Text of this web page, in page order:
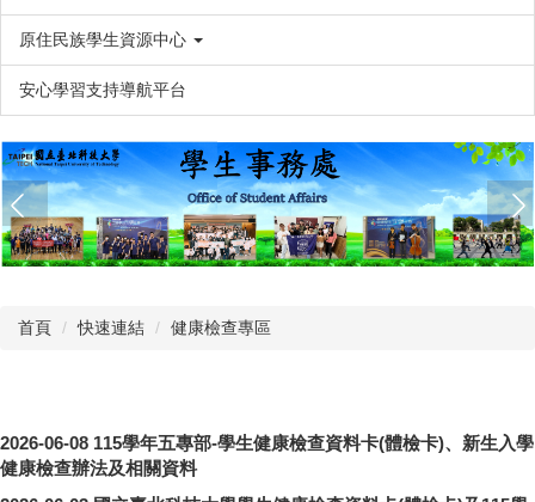
原住民族學生資源中心
安心學習支持導航平台
首頁 快速連結 健康檢查專區
2026-06-08 115學年五專部-學生健康檢查資料卡(體檢卡)、新生入學
健康檢查辦法及相關資料